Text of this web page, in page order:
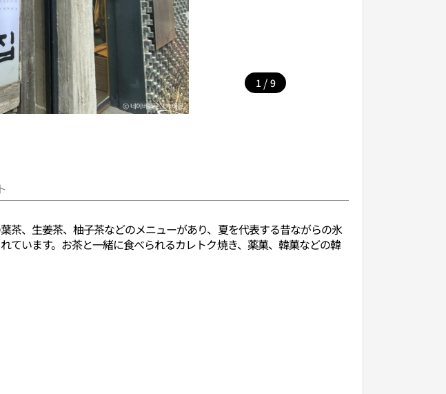
1 / 9
、生姜茶、柚子茶などのメニューがあり、夏を代表する昔ながらの氷
います。お茶と一緒に食べられるカレトク焼き、薬菓、韓菓などの韓